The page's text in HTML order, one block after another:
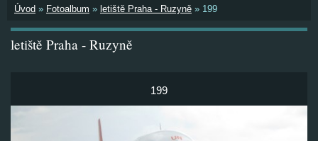
Úvod » Fotoalbum » letiště Praha - Ruzyně » 199
letiště Praha - Ruzyně
199